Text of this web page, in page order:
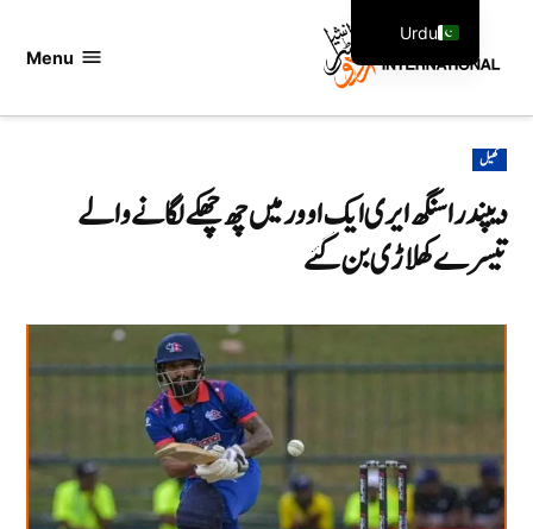
Menu
POSTED
IN
کھیل
دیپندرا سنگھ ایری ایک اوور میں چھ چھکے لگانے والے
تیسرے کھلاڑی بن گئے
Urdu
English